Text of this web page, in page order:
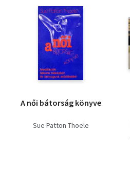
Társadalomtudomány
Természettudomány
Történelem
A női bátorság könyve
Sue Patton Thoele